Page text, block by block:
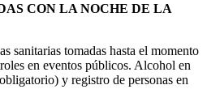
CON LA NOCHE DE LA
sanitarias tomadas hasta el momento
en eventos públicos. Alcohol en
y registro de personas en